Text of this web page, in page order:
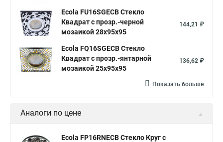
Ecola FU16SGECB Стекло
Квадрат с прозр.-черной
мозаикой 28x95x95
144,21 ₽
Ecola FQ16SGECB Стекло
Квадрат с прозр.-янтарной
мозаикой 25x95x95
136,62 ₽
Показать больше
Аналоги по цене
Ecola FP16RNECB Стекло Круг с